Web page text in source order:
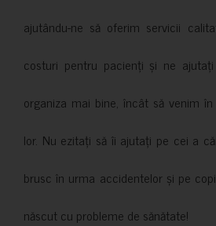
ajutându-ne să oferim servicii
costuri pentru pacienți și ne
organiza mai bine, încât să venim
lor. Nu ezitați să îi ajutați pe cei a
brusc în urma accidentelor și pe
născut cu probleme de sănătate!